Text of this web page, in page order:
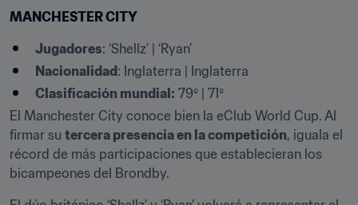
MANCHESTER CITY
Jugadores: ‘Shellz’ | ‘Ryan’
Nacionalidad : Inglaterra | Inglaterra
Clasificación mundial: 79º | 71º
El Manchester City conoce bien la eClub World Cup. Al
firmar su tercera presencia en la competición, iguala el
récord de más participaciones que establecieran los
bicampeones del Brondby.